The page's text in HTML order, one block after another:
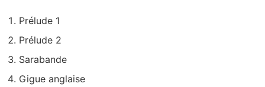
Prélude 1
Prélude 2
Sarabande
Gigue anglaise